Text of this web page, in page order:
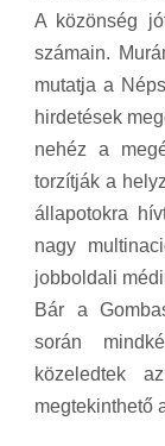
A közönség
számain.
mutatja a
hirdetések
nehéz a
torzítják a
állapotokra
nagy
jobboldali
Bár a
során
közeledtek
megtekinthető